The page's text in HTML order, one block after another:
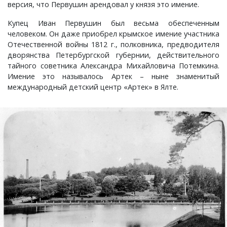
версия, что Первушин арендовал у князя это имение.
Купец Иван Первушин был весьма обеспеченным
человеком. Он даже приобрел крымское имение участника
Отечественной войны 1812 г., полковника, предводителя
дворянства Петербургской губернии, действительного
тайного советника Александра Михайловича Потемкина.
Имение это называлось Артек – ныне знаменитый
международный детский центр «Артек» в Ялте.
Швариха, деревня
Камешково, город
Карякино, деревня
Кижаны, деревня
Кирюшино, деревня
Коверино, село
Колосово, деревня
Константиновка, деревня
Краснознаменский, поселок
Санниково, село
Сенино, деревня
Сергейцево, деревня
Смехра, деревня
Смолино, село
Тынцы, село
Федотово, деревня
Федуриха, деревня
Южный, поселок